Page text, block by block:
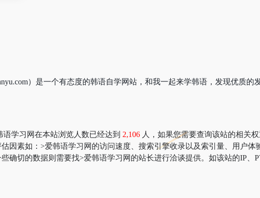
）是一个有态度的韩语自学网站，和我一起来学韩语，发现优质
学习网在本站浏览人数已经达到 2,106 人，如果您需要查询该站的相关
因素如：>爱韩语学习网的访问速度、搜索引擎收录以及索引量、用户
确切的数据则需要找>爱韩语学习网的站长进行洽谈提供。如该站的IP、